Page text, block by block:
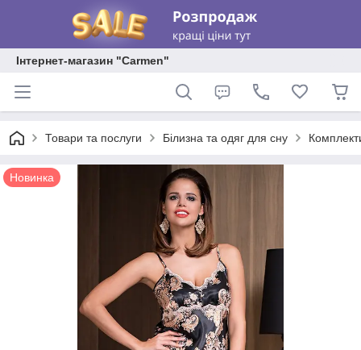
Інтернет-магазин "Carmen"
Товари та послуги Білизна та одяг для сну
Новинка